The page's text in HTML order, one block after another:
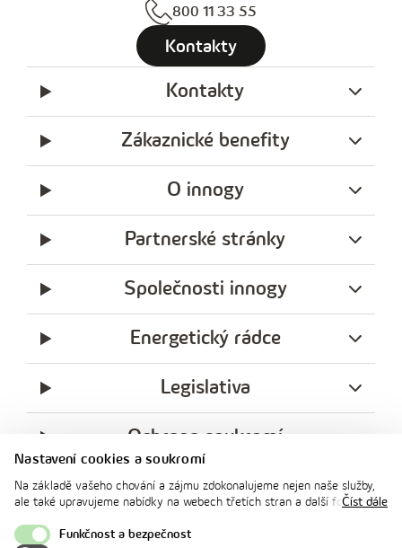
Nastavení cookies a soukromí
Na základě vašeho chování a zájmu zdokonalujeme nejen naše služby,
ale také upravujeme nabídky na webech třetích stran a další formy
souhlasu. Svoje nastavení můžete kdykoliv změnit v zápatí stránky v
Číst dále
Funkčnost a bezpečnost
800 11 33 55
Kontakty
Kontakty
Zákaznické benefity
O innogy
Partnerské stránky
Společnosti innogy
Energetický rádce
Legislativa
Ochrana soukromí
messengerfacebook
x
innogy
instagramyoutubeLinkedin